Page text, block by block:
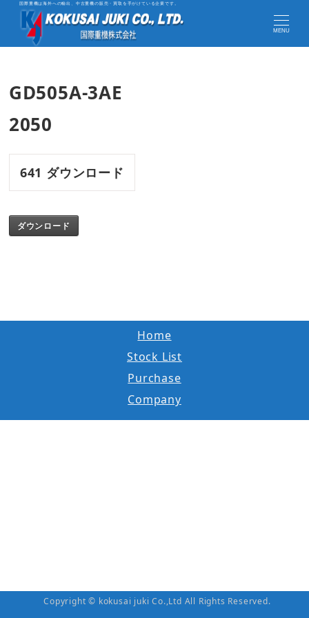
国際重機は海外への輸出、中古重機の販売・買取を手がけている企業です。
MENU
GD505A-3AE
2050
641 ダウンロード
ダウンロード
Home
Stock List
Purchase
Company
Copyright © kokusai juki Co.,Ltd All Rights Reserved.